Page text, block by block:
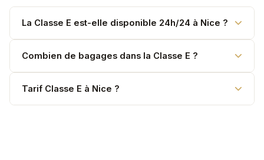
La Classe E est-elle disponible 24h/24 à Nice ?
Oui, 24h/24 et 7j/7 à Nice.
Combien de bagages dans la Classe E ?
2 à 3 valises standard dans le coffre.
Tarif Classe E à Nice ?